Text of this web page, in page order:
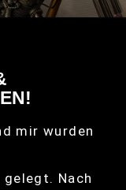
mir wurden
Nach